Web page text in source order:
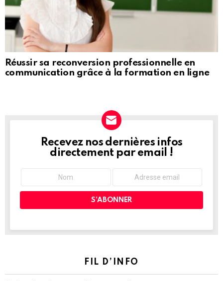
Réussir sa reconversion professionnelle en
communication grâce à la formation en ligne
NEWSLETTER
Recevez nos dernières infos
directement par email !
FIL D’INFO